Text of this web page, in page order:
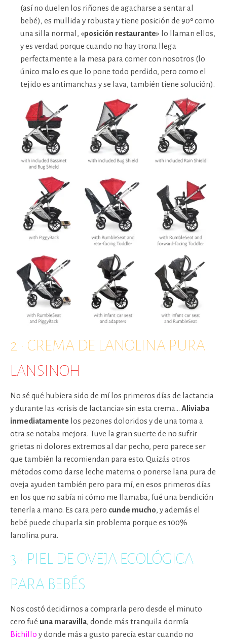
(así no duelen los riñones de agacharse a sentar al
bebé), es mullida y robusta y tiene posición de 90º como
una silla normal, «posición restaurante» lo llaman ellos,
y es verdad porque cuando no hay trona llega
perfectamente a la mesa para comer con nosotros (lo
único malo es que lo pone todo perdido, pero como el
tejido es antimanchas y se lava, también tiene solución).
2 · CREMA DE LANOLINA PURA
LANSINOH
No sé qué hubiera sido de mí los primeros días de lactancia
y durante las «crisis de lactancia» sin esta crema… Aliviaba
inmediatamente los pezones doloridos y de una toma a
otra se notaba mejora. Tuve la gran suerte de no sufrir
grietas ni dolores extremos al dar pecho, pero parece ser
que también la recomiendan para esto. Quizás otros
métodos como darse leche materna o ponerse lana pura de
oveja ayuden también pero para mí, en esos primeros días
en los que no sabía ni cómo me llamaba, fué una bendición
tenerla a mano. Es cara pero cunde mucho, y además el
bebé puede chuparla sin problema porque es 100%
lanolina pura.
3 · PIEL DE OVEJA ECOLÓGICA
PARA BEBÉS
Nos costó decidirnos a comprarla pero desde el minuto
cero fué una maravilla, donde más tranquila dormía
Bichillo y donde más a gusto parecía estar cuando no